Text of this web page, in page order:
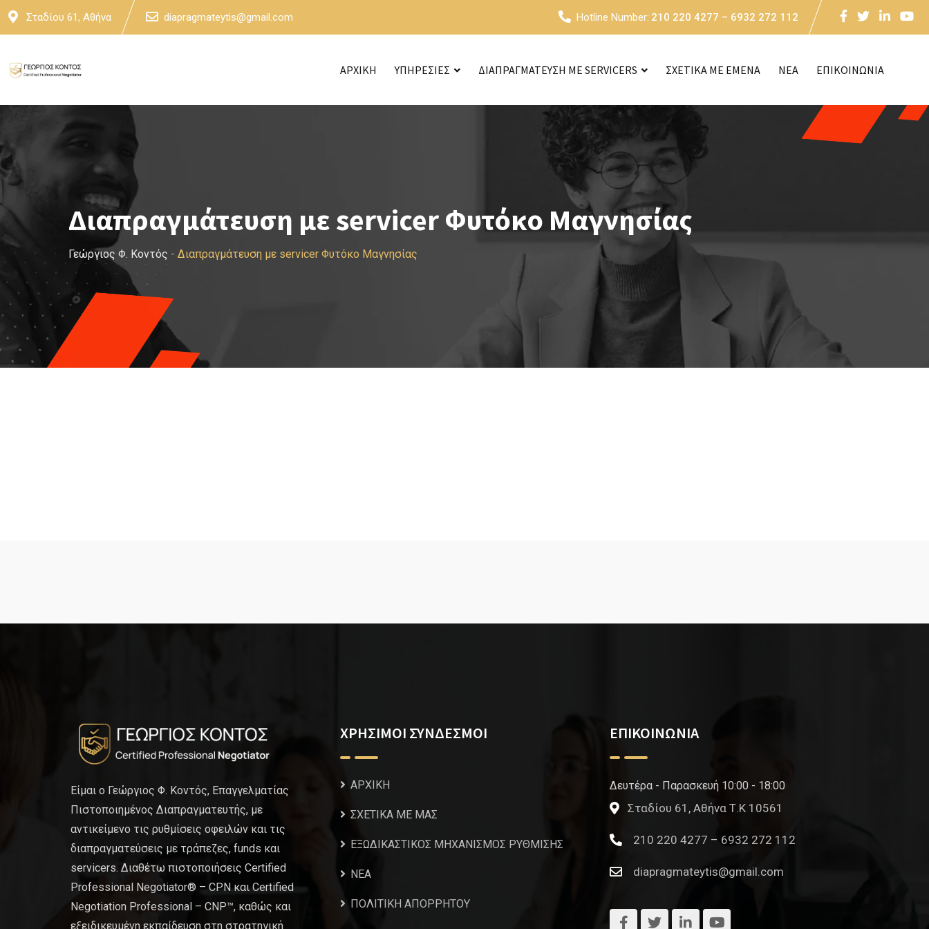
Skip
Σταδίου 61, Αθήνα diapragmateytis@gmail.com Hotline Number: 210 220 4277 – 6932 272 112
ΑΡΧΙΚΗ ΥΠΗΡΕΣΙΕΣ ΔΙΑΠΡΑΓΜΑΤΕΥΣΗ ΜΕ SERVICERS ΣΧΕΤΙΚΑ ΜΕ ΕΜΕΝΑ NEA ΕΠΙΚΟΙΝΩΝΙΑ
Διαπραγμάτευση με servicer Φυτόκο Μαγνησίας
Γεώργιος Φ. Κοντός - Διαπραγμάτευση με servicer Φυτόκο Μαγνησίας
Είμαι ο Γεώργιος Φ. Κοντός, Επαγγελματίας
Πιστοποιημένος Διαπραγματευτής, με
αντικείμενο τις ρυθμίσεις οφειλών και τις
διαπραγματεύσεις με τράπεζες, funds και
servicers. Διαθέτω πιστοποιήσεις Certified
Professional Negotiator® – CPN και Certified
Negotiation Professional – CNP™, καθώς και
εξειδικευμένη εκπαίδευση στη στρατηγική
ΧΡΗΣΙΜΟΙ ΣΥΝΔΕΣΜΟΙ
ΑΡΧΙΚΗ
ΣΧΕΤΙΚΑ ΜΕ ΜΑΣ
ΕΞΩΔΙΚΑΣΤΙΚΟΣ ΜΗΧΑΝΙΣΜΟΣ ΡΥΘΜΙΣΗΣ
NEA
ΠΟΛΙΤΙΚΗ ΑΠΟΡΡΗΤΟΥ
ΕΠΙΚΟΙΝΩΝΙΑ
Δευτέρα - Παρασκευή 10:00 - 18:00
Σταδίου 61, Αθήνα Τ.Κ 10561
210 220 4277 – 6932 272 112
diapragmateytis@gmail.com